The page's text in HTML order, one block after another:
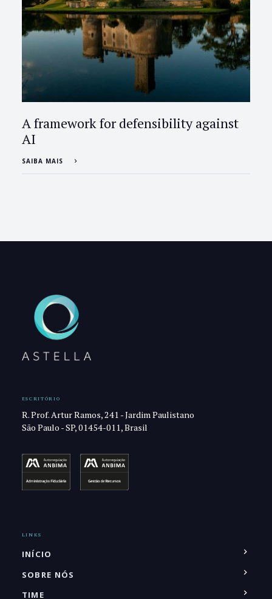
A framework for defensibility against
AI
SAIBA MAIS
ESCRITÓRIO
R. Prof. Artur Ramos, 241 - Jardim Paulistano
São Paulo - SP, 01454-011, Brasil
LINKS
INÍCIO
SOBRE NÓS
TIME